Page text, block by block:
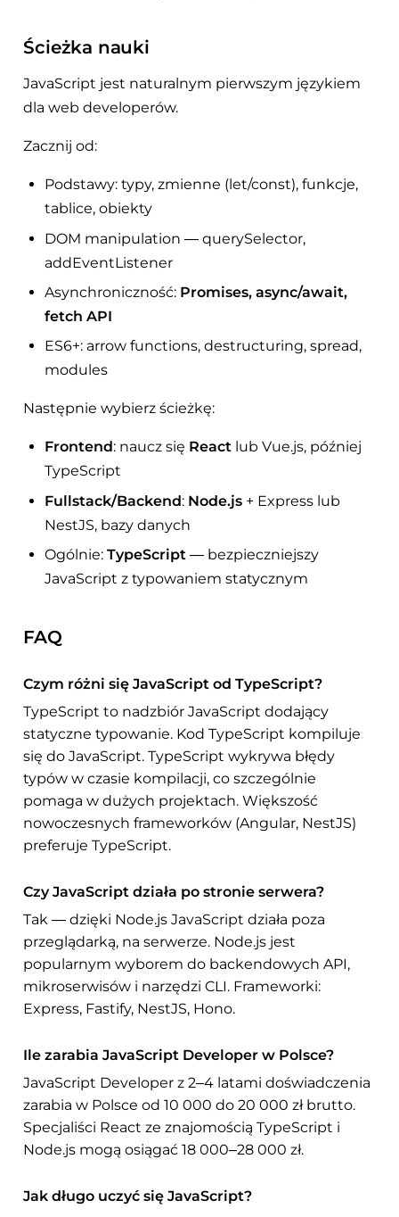
Ścieżka nauki
JavaScript jest naturalnym pierwszym językiem
dla web developerów.
Zacznij od:
Podstawy: typy, zmienne (let/const), funkcje,
tablice, obiekty
DOM manipulation — querySelector,
addEventListener
Asynchroniczność: Promises, async/await,
fetch API
ES6+: arrow functions, destructuring, spread,
modules
Następnie wybierz ścieżkę:
Frontend: naucz się React lub Vue.js, później
TypeScript
Fullstack/Backend: Node.js + Express lub
NestJS, bazy danych
Ogólnie:TypeScript — bezpieczniejszy
JavaScript z typowaniem statycznym
FAQ
Czym różni się JavaScript od TypeScript?
TypeScript to nadzbiór JavaScript dodający
statyczne typowanie. Kod TypeScript kompiluje
się do JavaScript. TypeScript wykrywa błędy
typów w czasie kompilacji, co szczególnie
pomaga w dużych projektach. Większość
nowoczesnych frameworków (Angular, NestJS)
preferuje TypeScript.
Czy JavaScript działa po stronie serwera?
Tak — dzięki Node.js JavaScript działa poza
przeglądarką, na serwerze. Node.js jest
popularnym wyborem do backendowych API,
mikroserwisów i narzędzi CLI. Frameworki:
Express, Fastify, NestJS, Hono.
Ile zarabia JavaScript Developer w Polsce?
JavaScript Developer z 2–4 latami doświadczenia
zarabia w Polsce od 10 000 do 20 000 zł brutto.
Specjaliści React ze znajomością TypeScript i
Node.js mogą osiągać 18 000–28 000 zł.
Jak długo uczyć się JavaScript?